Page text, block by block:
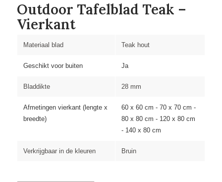
Outdoor Tafelblad Teak –
Vierkant
Materiaal blad Teak hout
Geschikt voor buiten Ja
Bladdikte 28 mm
Afmetingen vierkant (lengte x
breedte)
60 x 60 cm - 70 x 70 cm -
80 x 80 cm - 120 x 80 cm
- 140 x 80 cm
Verkrijgbaar in de kleuren Bruin